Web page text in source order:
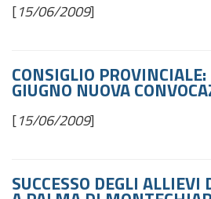
[15/06/2009]
CONSIGLIO
GIUGNO NUOVA
[15/06/2009]
SUCCESSO DEGLI